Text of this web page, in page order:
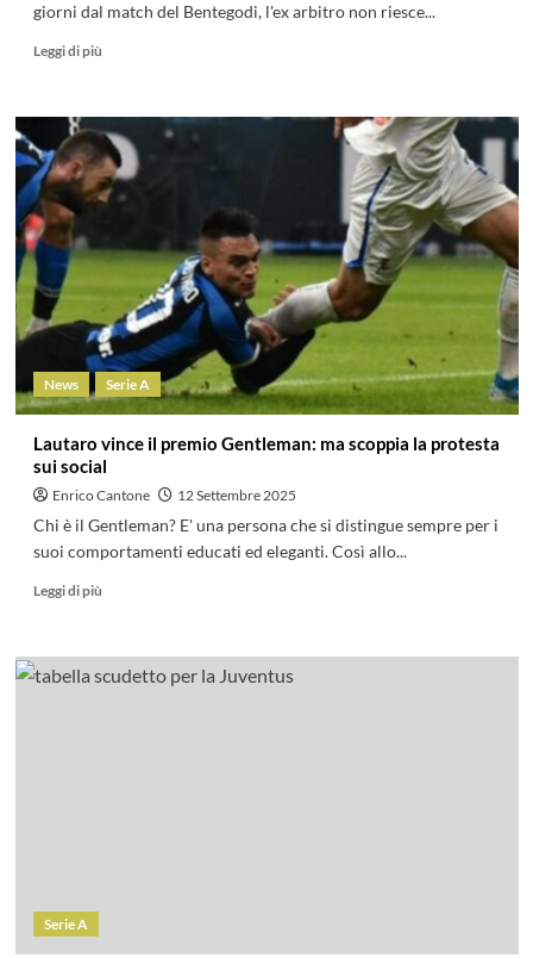
giorni dal match del Bentegodi, l'ex arbitro non riesce...
Leggi di più
News Serie A
Lautaro vince il premio Gentleman: ma scoppia la protesta
sui social
Enrico Cantone 12 Settembre 2025
Chi è il Gentleman? E' una persona che si distingue sempre per i
suoi comportamenti educati ed eleganti. Così allo...
Leggi di più
Serie A